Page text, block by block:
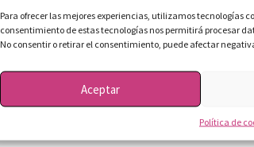
Para ofrecer las mejores experiencias, utilizamos tecnologías
consentimiento de estas tecnologías nos permitirá procesar
No consentir o retirar el consentimiento, puede afectar
Aceptar
Política de